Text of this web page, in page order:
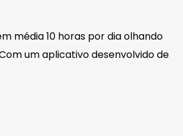
média 10 horas por dia olhando
um aplicativo desenvolvido de